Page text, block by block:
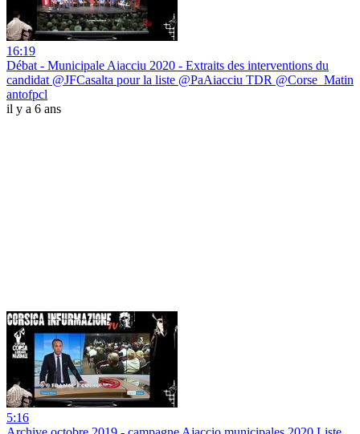
16:19
Débat - Municipale Aiacciu 2020 - Extraits des interventions du
candidat @JFCasalta pour la liste @PaAiacciu TDR @Corse_Matin
antofpcl
il y a 6 ans
5:16